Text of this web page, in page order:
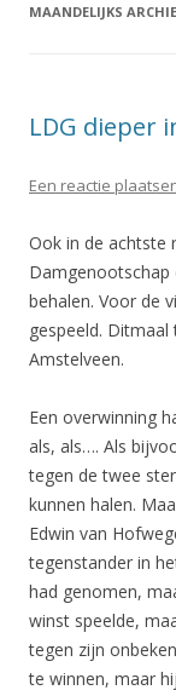
MAANDELIJKS
LDG dieper
Een reactie
Ook in de achtste
Damgenootschap
behalen. Voor de
gespeeld.
Amstelveen.
Een overwinning
als, als…. Als
tegen de twee
kunnen halen.
Edwin van
tegenstander in
had genomen,
winst speelde,
tegen zijn
te winnen, maar